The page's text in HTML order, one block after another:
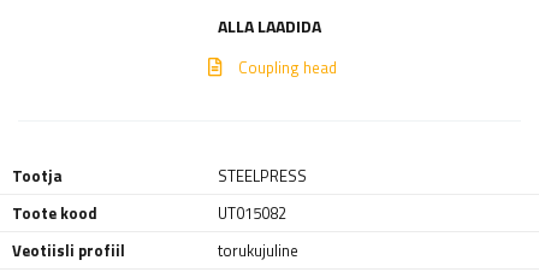
ALLA LAADIDA
Coupling head
Tootja
STEELPRESS
Toote kood
UT015082
Veotiisli profiil
torukujuline